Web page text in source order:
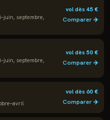
septembre,
vol dès45 €
Comparer ✈️
septembre,
vol dès50€
Comparer ✈️
vol dès60€
Comparer ✈️